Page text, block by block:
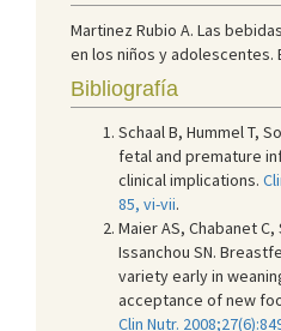
Martinez Rubio A. Las
en los niños y adolescentes.
Bibliografía
Schaal B, Hummel T,
fetal and premature
clinical implications.
85, vi-vii.
Maier AS, Chabanet
Issanchou SN.
variety early in
acceptance of new
Clin Nutr.